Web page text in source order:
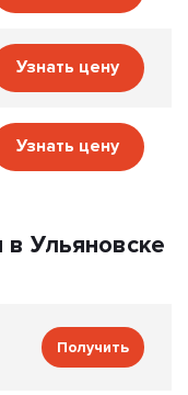
Узнать цену
Узнать цену
Ульяновске
Получить